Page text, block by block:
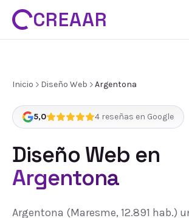
CREAAR
Inicio Diseño Web Argentona
5,0 4 reseñas en Google
Diseño Web en
Argentona
Argentona (Maresme, 12.891 hab.)